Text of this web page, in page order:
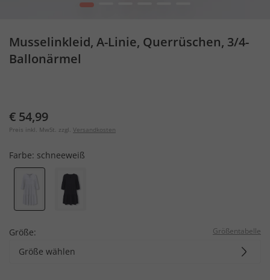
1
Musselinkleid, A-Linie, Querrüschen, 3/4-
Ballonärmel
€ 54,99
Preis inkl. MwSt. zzgl. Versandkosten
Farbe: schneeweiß
Größe: Größentabelle
Größe wählen